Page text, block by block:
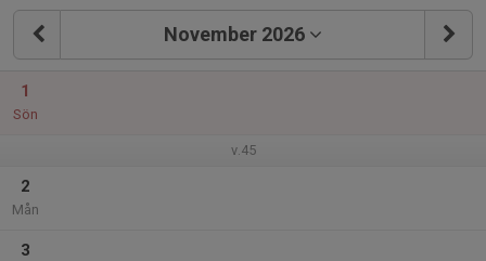
November 2026
1
Sön
v.45
2
Mån
3